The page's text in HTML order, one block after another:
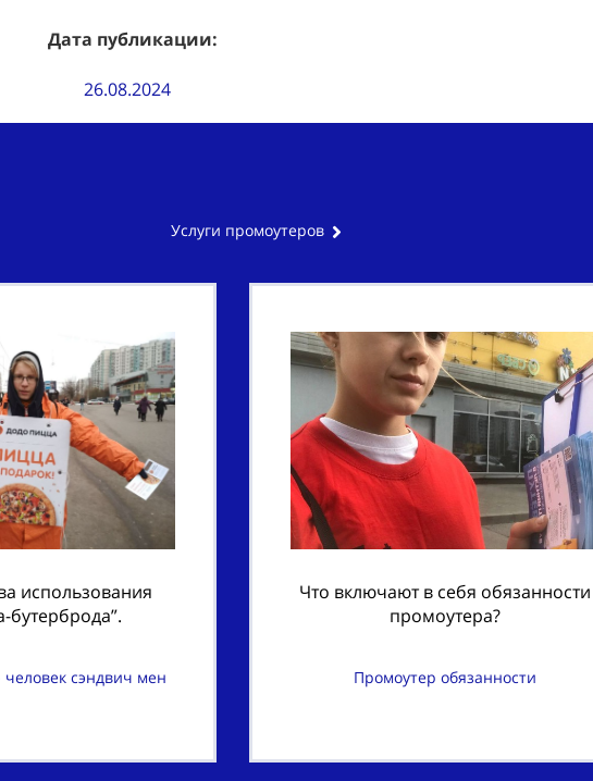
Дата публикации:
26.08.2024
Услуги промоутеров
использования
бутерброда”.
сэндвич мен
Что включают в себя обязанности
промоутера?
Промоутер обязанности